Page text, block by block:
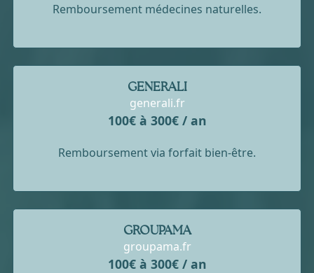
Remboursement médecines naturelles.
GENERALI
generali.fr
100€ à 300€ / an
Remboursement via forfait bien-être.
GROUPAMA
groupama.fr
100€ à 300€ / an